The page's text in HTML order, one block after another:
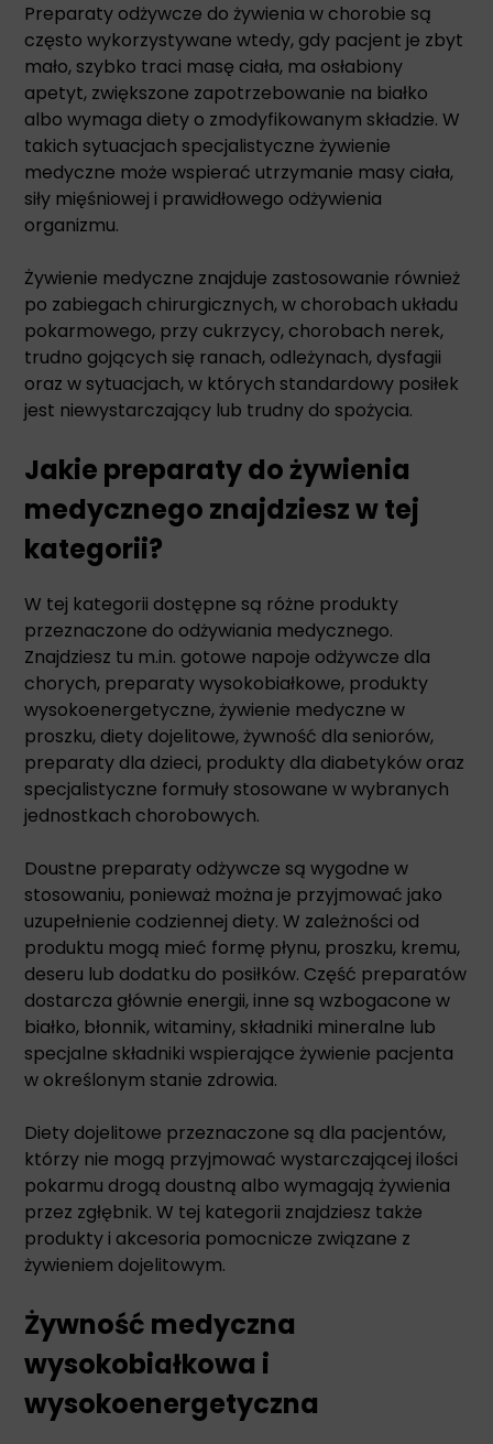
Preparaty odżywcze do żywienia w chorobie są
często wykorzystywane wtedy, gdy pacjent je zbyt
mało, szybko traci masę ciała, ma osłabiony
apetyt, zwiększone zapotrzebowanie na białko
albo wymaga diety o zmodyfikowanym składzie. W
takich sytuacjach specjalistyczne żywienie
medyczne może wspierać utrzymanie masy ciała,
siły mięśniowej i prawidłowego odżywienia
organizmu.
Żywienie medyczne znajduje zastosowanie również
po zabiegach chirurgicznych, w chorobach układu
pokarmowego, przy cukrzycy, chorobach nerek,
trudno gojących się ranach, odleżynach, dysfagii
oraz w sytuacjach, w których standardowy posiłek
jest niewystarczający lub trudny do spożycia.
Jakie preparaty do żywienia
medycznego znajdziesz w tej
kategorii?
W tej kategorii dostępne są różne produkty
przeznaczone do odżywiania medycznego.
Znajdziesz tu m.in. gotowe napoje odżywcze dla
chorych, preparaty wysokobiałkowe, produkty
wysokoenergetyczne, żywienie medyczne w
proszku, diety dojelitowe, żywność dla seniorów,
preparaty dla dzieci, produkty dla diabetyków oraz
specjalistyczne formuły stosowane w wybranych
jednostkach chorobowych.
Doustne preparaty odżywcze są wygodne w
stosowaniu, ponieważ można je przyjmować jako
uzupełnienie codziennej diety. W zależności od
produktu mogą mieć formę płynu, proszku, kremu,
deseru lub dodatku do posiłków. Część preparatów
dostarcza głównie energii, inne są wzbogacone w
białko, błonnik, witaminy, składniki mineralne lub
specjalne składniki wspierające żywienie pacjenta
w określonym stanie zdrowia.
Diety dojelitowe przeznaczone są dla pacjentów,
którzy nie mogą przyjmować wystarczającej ilości
pokarmu drogą doustną albo wymagają żywienia
przez zgłębnik. W tej kategorii znajdziesz także
produkty i akcesoria pomocnicze związane z
żywieniem dojelitowym.
Żywność medyczna
wysokobiałkowa i
wysokoenergetyczna